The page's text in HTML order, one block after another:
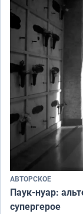
АВТОРСКОЕ
Паук-нуар:
супергерое